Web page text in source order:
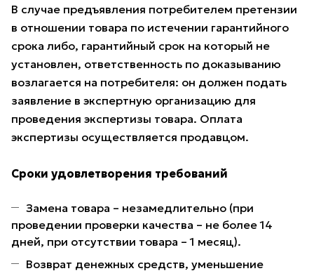
В случае предъявления потребителем претензии
в отношении товара по истечении гарантийного
срока либо, гарантийный срок на который не
установлен, ответственность по доказыванию
возлагается на потребителя: он должен подать
заявление в экспертную организацию для
проведения экспертизы товара. Оплата
экспертизы осуществляется продавцом.
Сроки удовлетворения требований
Замена товара – незамедлительно (при
проведении проверки качества – не более 14
дней, при отсутствии товара – 1 месяц).
Возврат денежных средств, уменьшение